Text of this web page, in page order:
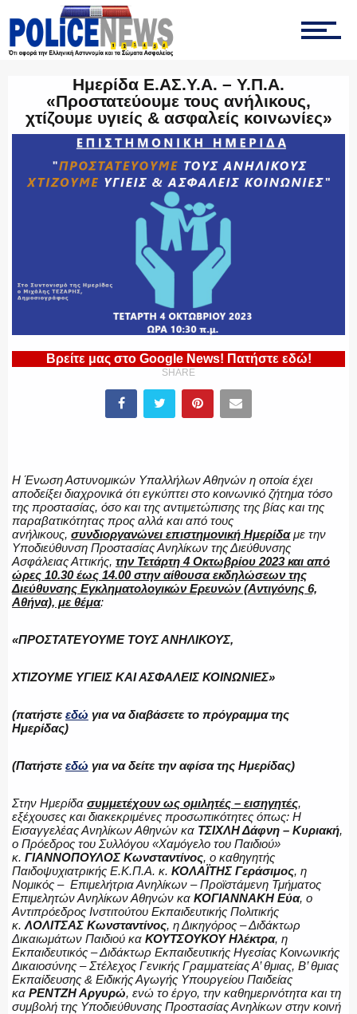
ΥΑΤ/ΥΜΕΤ
ΛΙΜΕΝΙΚΟ
ΑΣΤΥΝΟΜΙΚΟ ΡΕΠΟΡΤΑΖ
Η ΦΩΝΗ ΣΟΥ
ΟΠΛΑ/ΕΞΟΠΛΙΣΜΟΣ
ΟΜΑΔΕΣ ΕΛ.ΑΣ.
Ημερίδα Ε.ΑΣ.Υ.Α. – Υ.Π.Α.
«Προστατεύουμε τους ανήλικους,
χτίζουμε υγιείς & ασφαλείς κοινωνίες»
Βρείτε μας στο Google News! Πατήστε εδώ!
SHARE
Η Ένωση Αστυνομικών Υπαλλήλων Αθηνών η οποία έχει
αποδείξει διαχρονικά ότι εγκύπτει στο κοινωνικό ζήτημα τόσο
της προστασίας, όσο και της αντιμετώπισης της βίας και της
παραβατικότητας προς αλλά και από τους
ανήλικους, συνδιοργανώνει επιστημονική Ημερίδαμε την
Υποδιεύθυνση Προστασίας Ανηλίκων της Διεύθυνσης
Ασφάλειας Αττικής, την Τετάρτη 4 Οκτωβρίου 2023 και από
ώρες 10.30 έως 14.00 στην αίθουσα εκδηλώσεων της
Διεύθυνσης Εγκληματολογικών Ερευνών (Αντιγόνης 6,
Αθήνα), με θέμα:
«ΠΡΟΣΤΑΤΕΥΟΥΜΕ ΤΟΥΣ ΑΝΗΛΙΚΟΥΣ,
ΧΤΙΖΟΥΜΕ ΥΓΙΕΙΣ ΚΑΙ ΑΣΦΑΛΕΙΣ ΚΟΙΝΩΝΙΕΣ»
(πατήστε εδώ για να διαβάσετε το πρόγραμμα της
Ημερίδας)
(Πατήστε εδώ για να δείτε την αφίσα της Ημερίδας)
Στην Ημερίδα συμμετέχουν ως ομιλητές – εισηγητές,
εξέχουσες και διακεκριμένες προσωπικότητες όπως: Η
Εισαγγελέας Ανηλίκων Αθηνών κα ΤΣΙΧΛΗ Δάφνη – Κυριακή,
ο Πρόεδρος του Συλλόγου «Χαμόγελο του Παιδιού»
κ. ΓΙΑΝΝΟΠΟΥΛΟΣ Κωνσταντίνος, ο καθηγητής
Παιδοψυχιατρικής Ε.Κ.Π.Α. κ. ΚΟΛΑΪΤΗΣ Γεράσιμος, η
Νομικός – Επιμελήτρια Ανηλίκων – Προϊστάμενη Τμήματος
Επιμελητών Ανηλίκων Αθηνών κα ΚΟΓΙΑΝΝΑΚΗ Εύα, ο
Αντιπρόεδρος Ινστιτούτου Εκπαιδευτικής Πολιτικής
κ. ΛΟΛΙΤΣΑΣ Κωνσταντίνος, η Δικηγόρος – Διδάκτωρ
Δικαιωμάτων Παιδιού κα ΚΟΥΤΣΟΥΚΟΥ Ηλέκτρα, η
Εκπαιδευτικός – Διδάκτωρ Εκπαιδευτικής Ηγεσίας Κοινωνικής
Δικαιοσύνης – Στέλεχος Γενικής Γραμματείας Α’ θμιας, Β’ θμιας
Εκπαίδευσης & Ειδικής Αγωγής Υπουργείου Παιδείας
κα ΡΕΝΤΖΗ Αργυρώ, ενώ το έργο, την καθημερινότητα και τη
συμβολή της Υποδιεύθυνσης Προστασίας Ανηλίκων στην κοινή